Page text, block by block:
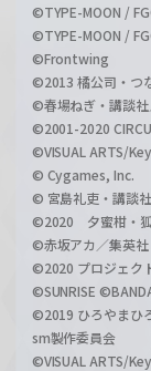
©TYPE-MOON /
©TYPE-MOON /
©Frontwing
©2013 橘公司・つ
©春場ねぎ・講談社
©2001-2020
©VISUAL ARTS/Key
© Cygames, Inc.
© 宮島礼吏・講談
©2020 夕蜜柑・狐
©赤坂アカ／集英
©2020 プロジェク
©SUNRISE
©2019 ひろやまひ
sm製作委員会
©VISUAL ARTS/